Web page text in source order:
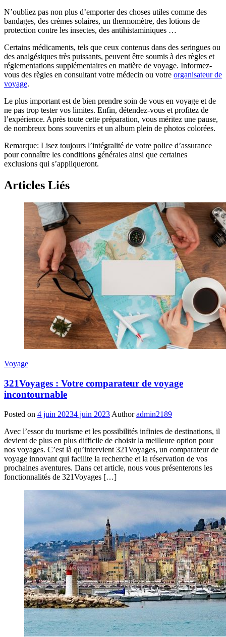
N’oubliez pas non plus d’emporter des choses utiles comme des
bandages, des crèmes solaires, un thermomètre, des lotions de
protection contre les insectes, des antihistaminiques …
Certains médicaments, tels que ceux contenus dans des seringues ou
des analgésiques très puissants, peuvent être soumis à des règles et
réglementations supplémentaires en matière de voyage. Informez-
vous des règles en consultant votre médecin ou votre organisateur de
voyage.
Le plus important est de bien prendre soin de vous en voyage et de
ne pas trop tester vos limites. Enfin, détendez-vous et profitez de
l’expérience. Après toute cette préparation, vous méritez une pause,
de nombreux bons souvenirs et un album plein de photos colorées.
Remarque: Lisez toujours l’intégralité de votre police d’assurance
pour connaître les conditions générales ainsi que certaines
exclusions qui s’appliqueront.
Articles Liés
Voyage
321Voyages : Votre comparateur de voyage
incontournable
Posted on 4 juin 20234 juin 2023 Author admin2189
Avec l’essor du tourisme et les possibilités infinies de destinations, il
devient de plus en plus difficile de choisir la meilleure option pour
nos voyages. C’est là qu’intervient 321Voyages, un comparateur de
voyage innovant qui facilite la recherche et la réservation de vos
prochaines aventures. Dans cet article, nous vous présenterons les
fonctionnalités de 321Voyages […]